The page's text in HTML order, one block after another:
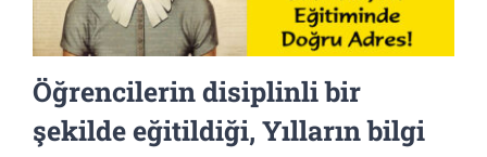
Öğrencilerin disiplinli bir
şekilde eğitildiği, Yılların bilgi